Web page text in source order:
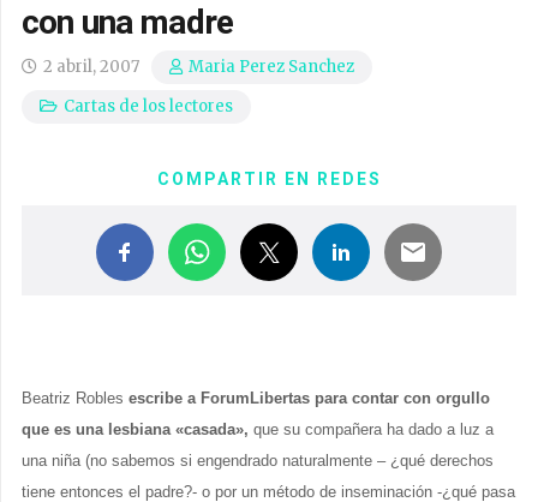
con una madre
2 abril, 2007
Maria Perez Sanchez
Cartas de los lectores
COMPARTIR EN REDES
Beatriz Robles escribe a ForumLibertas para contar con orgullo
que es una lesbiana «casada», que su compañera ha dado a luz a
una niña (no sabemos si engendrado naturalmente – ¿qué derechos
tiene entonces el padre?- o por un método de inseminación -¿qué pasa